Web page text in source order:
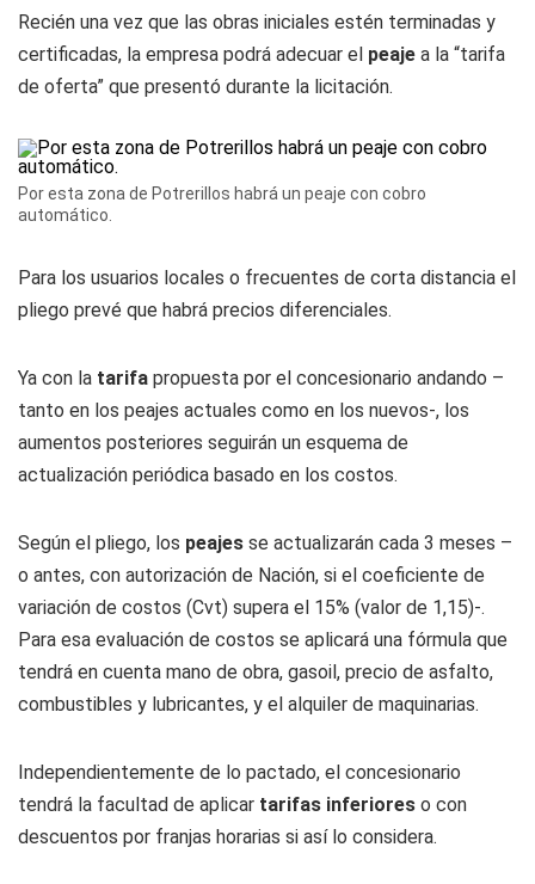
Recién una vez que las obras iniciales estén terminadas y
certificadas, la empresa podrá adecuar el peaje a la “tarifa
de oferta” que presentó durante la licitación.
Por esta zona de Potrerillos habrá un peaje con cobro
automático.
Para los usuarios locales o frecuentes de corta distancia el
pliego prevé que habrá precios diferenciales.
Ya con la tarifa propuesta por el concesionario andando –
tanto en los peajes actuales como en los nuevos-, los
aumentos posteriores seguirán un esquema de
actualización periódica basado en los costos.
Según el pliego, los peajes se actualizarán cada 3 meses –
o antes, con autorización de Nación, si el coeficiente de
variación de costos (Cvt) supera el 15% (valor de 1,15)-.
Para esa evaluación de costos se aplicará una fórmula que
tendrá en cuenta mano de obra, gasoil, precio de asfalto,
combustibles y lubricantes, y el alquiler de maquinarias.
Independientemente de lo pactado, el concesionario
tendrá la facultad de aplicar tarifas inferiores o con
descuentos por franjas horarias si así lo considera.